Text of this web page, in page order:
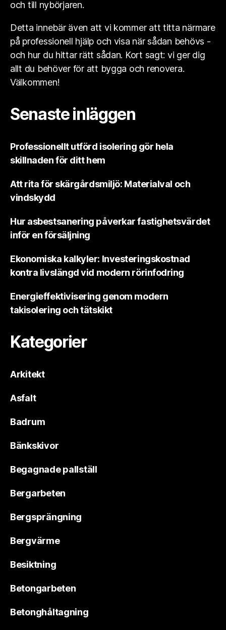
och till nybörjaren.
Detta innebär även att vi kommer att titta närmare
på professionell hjälp och visa när sådan behövs -
och hur du hittar rätt sådan. Kort sagt: vi ger dig
allt du behöver för att bygga och renovera.
Välkommen!
Senaste inläggen
Professionellt utförd isolering gör hela
skillnaden för ditt hem
Att rita för skärgårdsmiljö: Materialval och
vindskydd
Hur asbestsanering påverkar fastighetsvärdet
inför en försäljning
Ekonomiska kalkyler: Investeringskostnad
kontra livslängd vid modern rörinfodring
Energieffektivisering genom modern
takisolering och tätskikt
Kategorier
Arkitekt
Asfalt
Badrum
Bänkskivor
Begagnade pallställ
Bergarbeten
Bergsprängning
Bergvärme
Besiktning
Betongarbeten
Betonghåltagning